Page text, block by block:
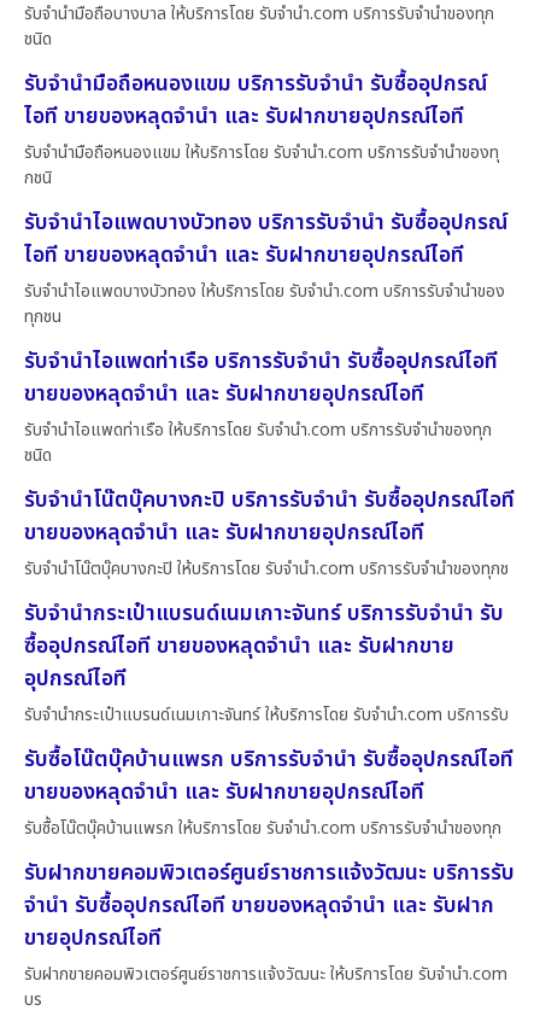
รับจำนำมือถือบางบาล ให้บริการโดย รับจํานํา.com บริการรับจำนำของทุก
ชนิด
รับจำนำมือถือหนองแขม บริการรับจำนำ รับซื้ออุปกรณ์
ไอที ขายของหลุดจำนำ และ รับฝากขายอุปกรณ์ไอที
รับจำนำมือถือหนองแขม ให้บริการโดย รับจํานํา.com บริการรับจำนำของทุ
กชนิ
รับจำนำไอแพดบางบัวทอง บริการรับจำนำ รับซื้ออุปกรณ์
ไอที ขายของหลุดจำนำ และ รับฝากขายอุปกรณ์ไอที
รับจำนำไอแพดบางบัวทอง ให้บริการโดย รับจํานํา.com บริการรับจำนำของ
ทุกชน
รับจำนำไอแพดท่าเรือ บริการรับจำนำ รับซื้ออุปกรณ์ไอที
ขายของหลุดจำนำ และ รับฝากขายอุปกรณ์ไอที
รับจำนำไอแพดท่าเรือ ให้บริการโดย รับจํานํา.com บริการรับจำนำของทุก
ชนิด
รับจำนำโน๊ตบุ๊คบางกะปิ บริการรับจำนำ รับซื้ออุปกรณ์ไอที
ขายของหลุดจำนำ และ รับฝากขายอุปกรณ์ไอที
รับจำนำโน๊ตบุ๊คบางกะปิ ให้บริการโดย รับจํานํา.com บริการรับจำนำของทุกช
รับจำนำกระเป๋าแบรนด์เนมเกาะจันทร์ บริการรับจำนำ รับ
ซื้ออุปกรณ์ไอที ขายของหลุดจำนำ และ รับฝากขาย
อุปกรณ์ไอที
รับจำนำกระเป๋าแบรนด์เนมเกาะจันทร์ ให้บริการโดย รับจํานํา.com บริการรับ
รับซื้อโน๊ตบุ๊คบ้านแพรก บริการรับจำนำ รับซื้ออุปกรณ์ไอที
ขายของหลุดจำนำ และ รับฝากขายอุปกรณ์ไอที
รับซื้อโน๊ตบุ๊คบ้านแพรก ให้บริการโดย รับจํานํา.com บริการรับจำนำของทุก
รับฝากขายคอมพิวเตอร์ศูนย์ราชการแจ้งวัฒนะ บริการรับ
จำนำ รับซื้ออุปกรณ์ไอที ขายของหลุดจำนำ และ รับฝาก
ขายอุปกรณ์ไอที
รับฝากขายคอมพิวเตอร์ศูนย์ราชการแจ้งวัฒนะ ให้บริการโดย รับจํานํา.com
บร